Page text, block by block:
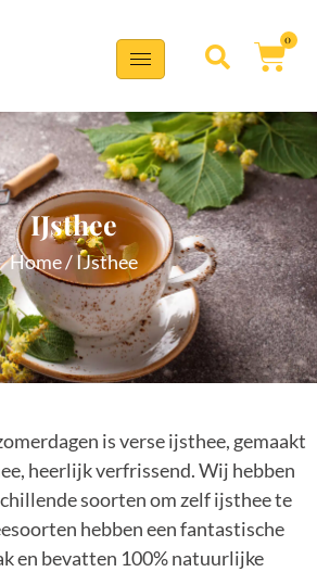
0
IJsthee
Home/ IJsthee
is verse ijsthee, gemaakt
heerlijk verfrissend. Wij hebben
soorten om zelf ijsthee te
hebben een fantastische
en bevatten 100% natuurlijke